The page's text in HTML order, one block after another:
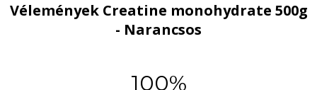
Vélemények Creatine monohydrate 500g
- Narancsos
100%